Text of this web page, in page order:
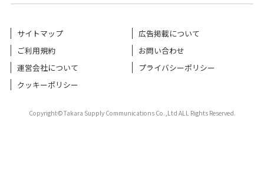
サイトマップ
広告掲載について
ご利用規約
お問い合わせ
運営会社について
プライバシーポリシー
クッキーポリシー
Copyright©Takara Supply Communications Co.,Ltd ALL Rights Reserved.